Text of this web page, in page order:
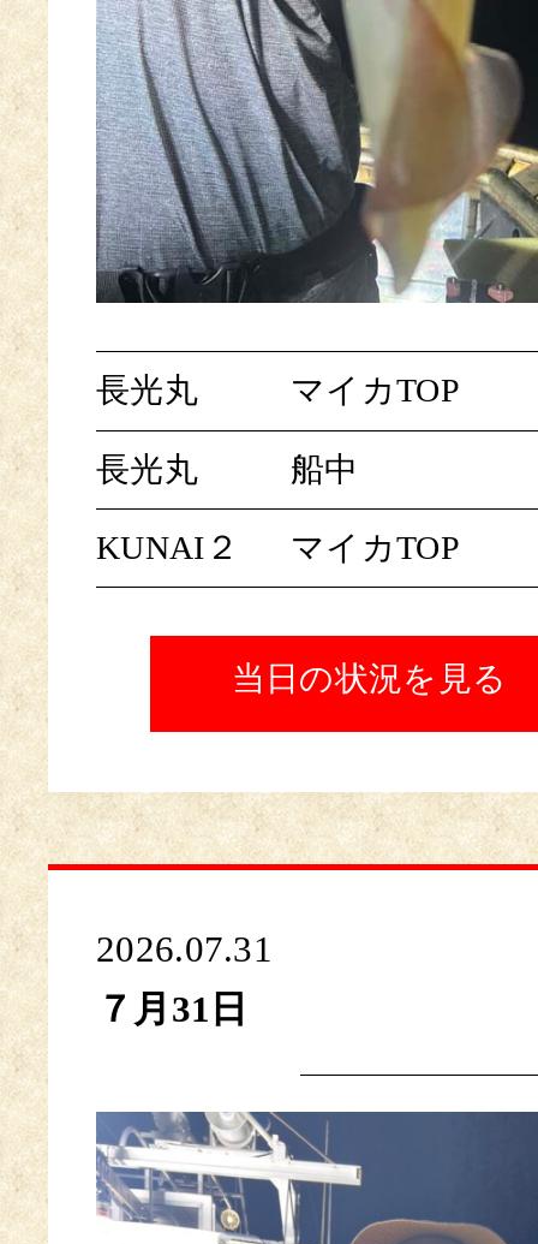
長光丸 マイカTOP
長光丸 船中
KUNAI２ マイカTOP
当日の状況を見る
2026.07.31
７月31日